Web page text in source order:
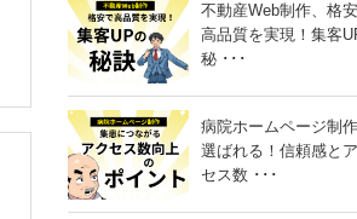
「副
不動産Web制作、格
高品質を実現！集客
秘 ･･･
病院ホームページ制
選ばれる！信頼感と
セス数 ･･･